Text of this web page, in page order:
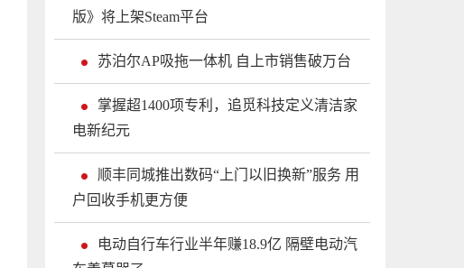
版》将上架Steam平台
苏泊尔AP吸拖一体机 自上市销售破万台
掌握超1400项专利，追觅科技定义清洁家
电新纪元
顺丰同城推出数码“上门以旧换新”服务 用
户回收手机更方便
电动自行车行业半年赚18.9亿 隔壁电动汽